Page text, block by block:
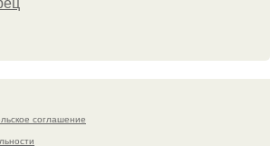
соглашение